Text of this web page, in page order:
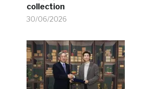
collection
30/06/2026